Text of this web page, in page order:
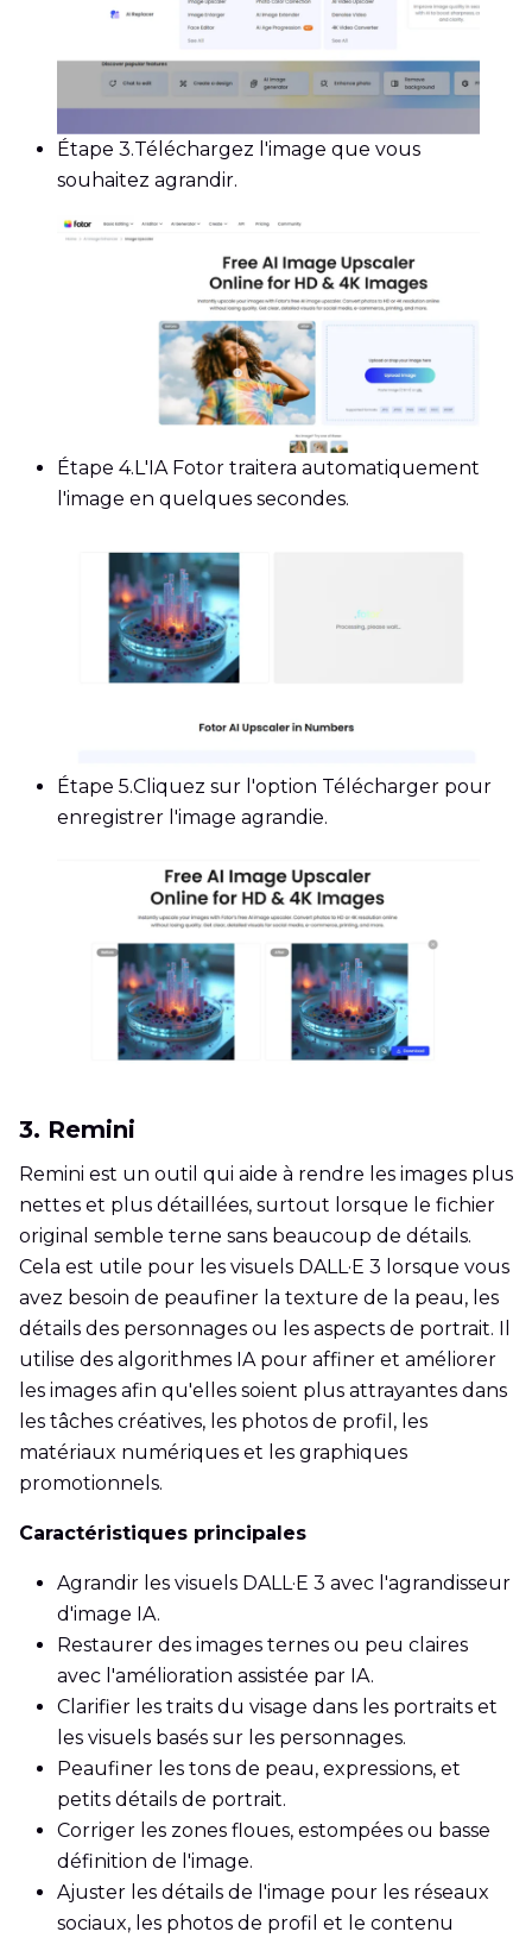
Étape 3.Téléchargez l'image que vous
souhaitez agrandir.
Étape 4.L'IA Fotor traitera automatiquement
l'image en quelques secondes.
Étape 5.Cliquez sur l'option Télécharger pour
enregistrer l'image agrandie.
3. Remini
Remini est un outil qui aide à rendre les images plus
nettes et plus détaillées, surtout lorsque le fichier
original semble terne sans beaucoup de détails.
Cela est utile pour les visuels DALL·E 3 lorsque vous
avez besoin de peaufiner la texture de la peau, les
détails des personnages ou les aspects de portrait. Il
utilise des algorithmes IA pour affiner et améliorer
les images afin qu'elles soient plus attrayantes dans
les tâches créatives, les photos de profil, les
matériaux numériques et les graphiques
promotionnels.
Caractéristiques principales
Agrandir les visuels DALL·E 3 avec l'agrandisseur
d'image IA.
Restaurer des images ternes ou peu claires
avec l'amélioration assistée par IA.
Clarifier les traits du visage dans les portraits et
les visuels basés sur les personnages.
Peaufiner les tons de peau, expressions, et
petits détails de portrait.
Corriger les zones floues, estompées ou basse
définition de l'image.
Ajuster les détails de l'image pour les réseaux
sociaux, les photos de profil et le contenu